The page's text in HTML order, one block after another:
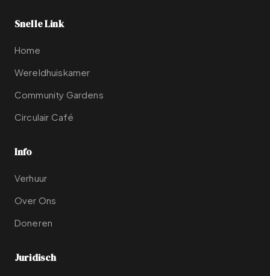
Snelle Link
Home
Wereldhuiskamer
Community Gardens
Circulair Café
Info
Verhuur
Over Ons
Doneren
Juridisch